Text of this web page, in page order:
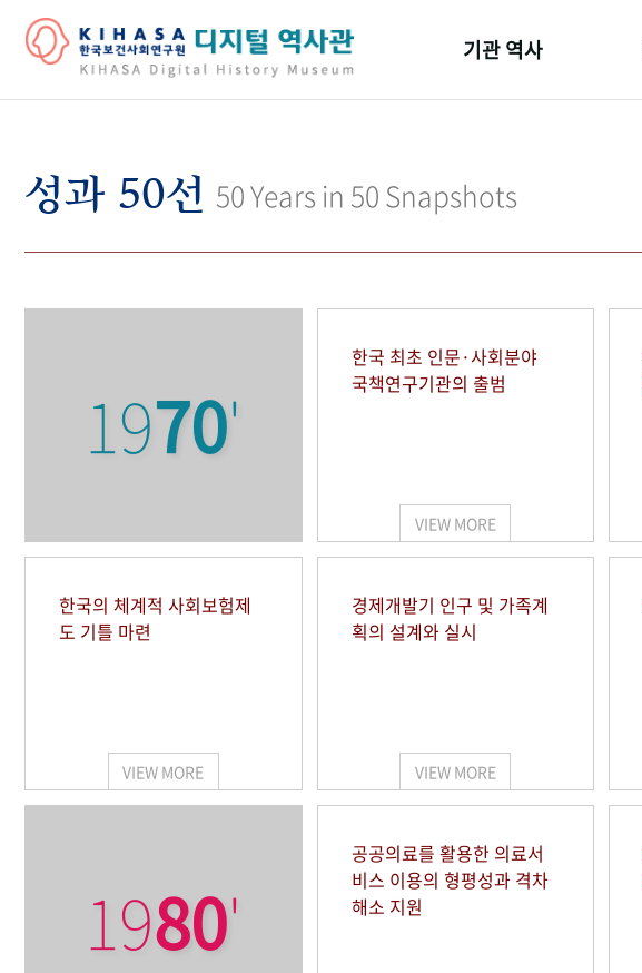
기관 역사
기관 변천사
성과 50선 50 Years in 50 Snapshots
1970'
한국 최초 인문·사회분야
국책연구기관의 출범
VIEW MORE
한국의 체계적 사회보험제
도 기틀 마련
VIEW MORE
경제개발기 인구 및 가족계
획의 설계와 실시
VIEW MORE
1980'
공공의료를 활용한 의료서
비스 이용의 형평성과 격차
해소 지원